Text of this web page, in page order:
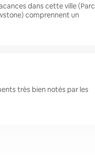
dans cette ville (Parc
comprennent un
très bien notés par les